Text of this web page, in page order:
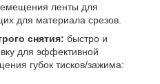
ленты для
для материала срезов.
снятия: быстро и
для эффективной
губок тисков/зажима: